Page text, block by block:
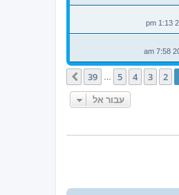
2
3
4
5
39 הבא
עבור אל